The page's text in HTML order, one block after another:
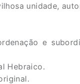
unidade,
e
Hebraico.